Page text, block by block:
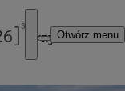
Otwórz menu